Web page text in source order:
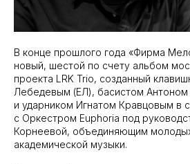
В конце прошлого года «Фирма
новый, шестой по счету альбом
проекта LRK Trio, созданный
Лебедевым (ЕЛ), басистом
и ударником Игнатом Кравцовым в
с Оркестром Euphoria под
Корнеевой, объединяющим
академической музыки.